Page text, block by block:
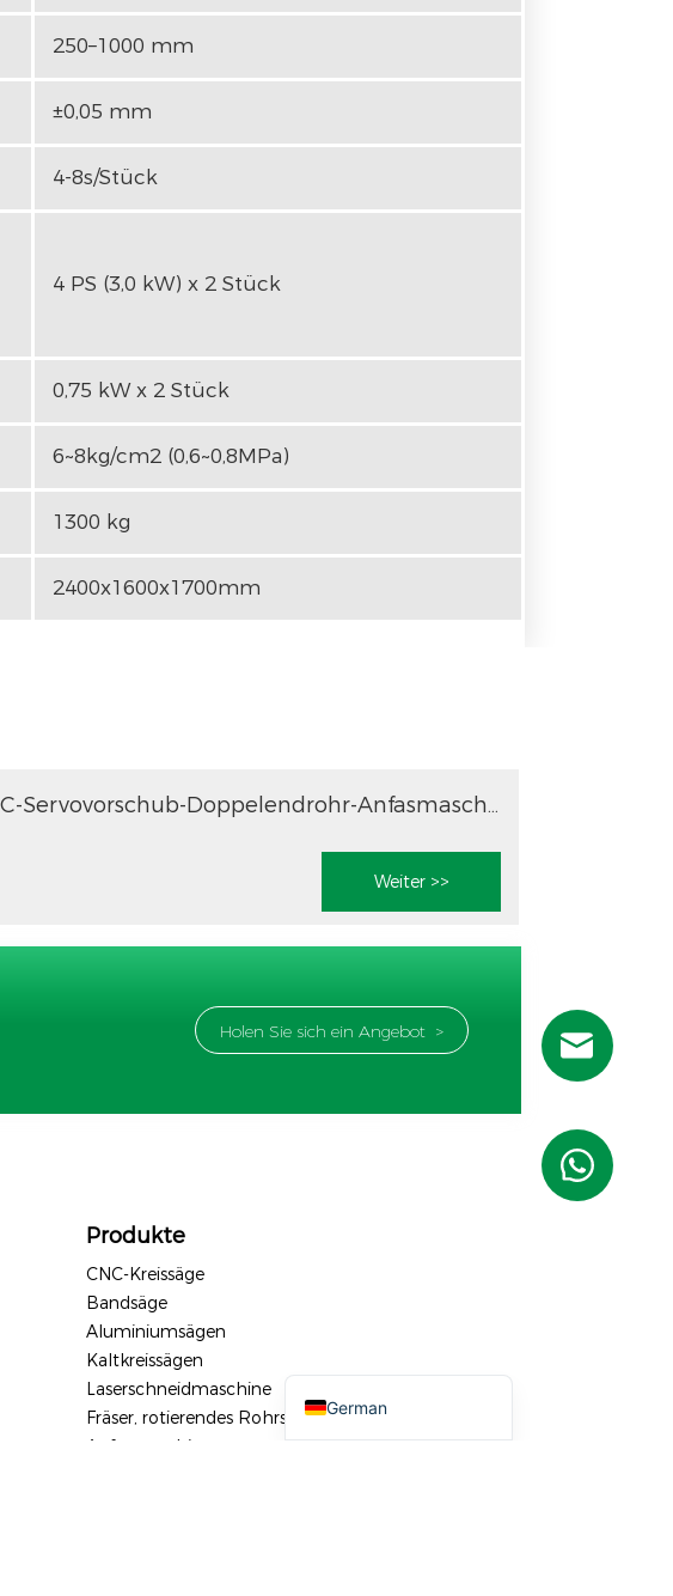
250–1000 mm
±0,05 mm
4-8s/Stück
4 PS (3,0 kW) x 2 Stück
0,75 kW x 2 Stück
6~8kg/cm2 (0,6~0,8MPa)
1300 kg
2400x1600x1700mm
NC-Servovorschub-Doppelendrohr-Anfasmaschine für lange Längen über 200 mm
Weiter >>
German
Holen Sie sich ein Angebot >
Produkte
CNC-Kreissäge
Bandsäge
Aluminiumsägen
Kaltkreissägen
Laserschneidmaschine
Fräser, rotierendes Rohrschneiden
Anfasmaschine